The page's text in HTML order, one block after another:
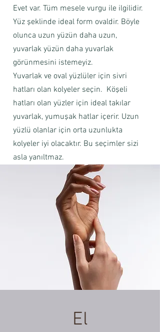
Evet var. Tüm mesele vurgu ile ilgilidir.
Yüz şeklinde ideal form ovaldir. Böyle
olunca uzun yüzün daha uzun,
yuvarlak yüzün daha yuvarlak
görünmesini istemeyiz.
Yuvarlak ve oval yüzlüler için sivri
hatları olan kolyeler seçin. Köşeli
hatları olan yüzler için ideal takılar
yuvarlak, yumuşak hatlar içerir. Uzun
yüzlü olanlar için orta uzunlukta
kolyeler iyi olacaktır. Bu seçimler sizi
asla yanıltmaz.
El